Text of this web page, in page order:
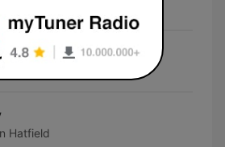
Your Soul (Reznik Remix)
Hatfield